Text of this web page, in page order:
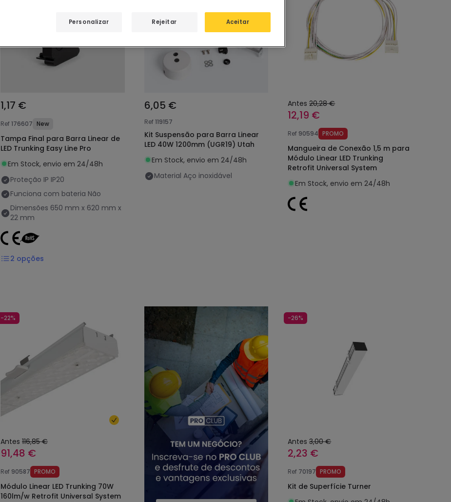
1,17 €
Ref176607 New
Tampa Final para Barra Linear de
LED Trunking Easy Line Pro
Em Stock, envio em 24/48h
Proteção IP IP20
Funciona com bateria Não
Dimensões 650 mm x 620 mm x
22 mm
2 opções
6,05 €
Ref119157
Kit Suspensão para Barra Linear
LED 40W 1200mm (UGR19) Utah
Em Stock, envio em 24/48h
Material Aço inoxidável
Antes 20,28 €
12,19 €
Ref 90594 PROMO
Mangueira de Conexão 1,5 m para
Módulo Linear LED Trunking
Retrofit Universal System
Em Stock, envio em 24/48h
-22%
Antes 116,85 €
91,48 €
Ref 90587 PROMO
Módulo Linear LED Trunking 70W
160lm/w Retrofit Universal System
-26%
Antes 3,00 €
2,23 €
Ref 70197 PROMO
Kit de Superfície Turner
Rejeitar Aceitar
Personalizar